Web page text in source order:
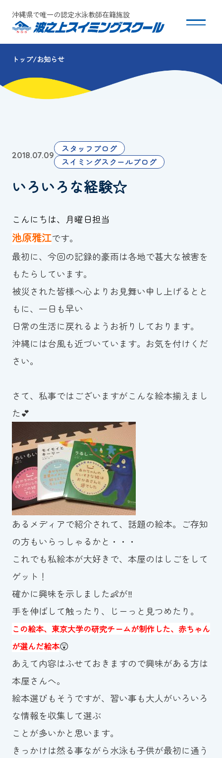
沖縄県で唯一の認定水泳教師在籍施設
スクールについて
コース・クラス紹介
団体会員募集
保護者の方へ
採用情報
お知らせ
カレンダー
波スイタイムズ
お問い合わせ
メールでお問い合わせ
スイミングスクールの
体験申し込みはこちら!
トップ お知らせ
2018.07.09
スタッフブログ
スイミングスクールブログ
いろいろな経験☆
こんにちは、月曜日担当
池原雅江です。
最初に、今回の記録的豪雨は各地で甚大な被害を
もたらしています。
被災された皆様へ心よりお見舞い申し上げるとと
もに、一日も早い
日常の生活に戻れるようお祈りしております。
沖縄には台風も近づいています。お気を付けくだ
さい。
さて、私事ではございますがこんな絵本揃えまし
た💕
あるメディアで紹介されて、話題の絵本。ご存知
の方もいらっしゃるかと・・・
これでも私絵本が大好きで、本屋のはしごをして
ゲット！
確かに興味を示しました👶が‼
手を伸ばして触ったり、じーっと見つめたり。
この絵本、東京大学の研究チームが制作した、赤ちゃん
が選んだ絵本😲
あえて内容はふせておきますので興味がある方は
本屋さんへ。
絵本選びもそうですが、習い事も大人がいろいろ
な情報を収集して選ぶ
ことが多いかと思います。
きっかけは然る事ながら水泳も子供が最初に通う